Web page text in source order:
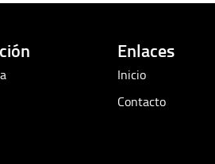
Enlaces
Inicio
Contacto